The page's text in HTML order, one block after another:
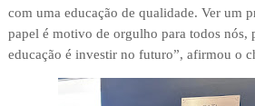
com uma educação de qualidade. Ver um
papel é motivo de orgulho para todos nós,
educação é investir no futuro”, afirmou o